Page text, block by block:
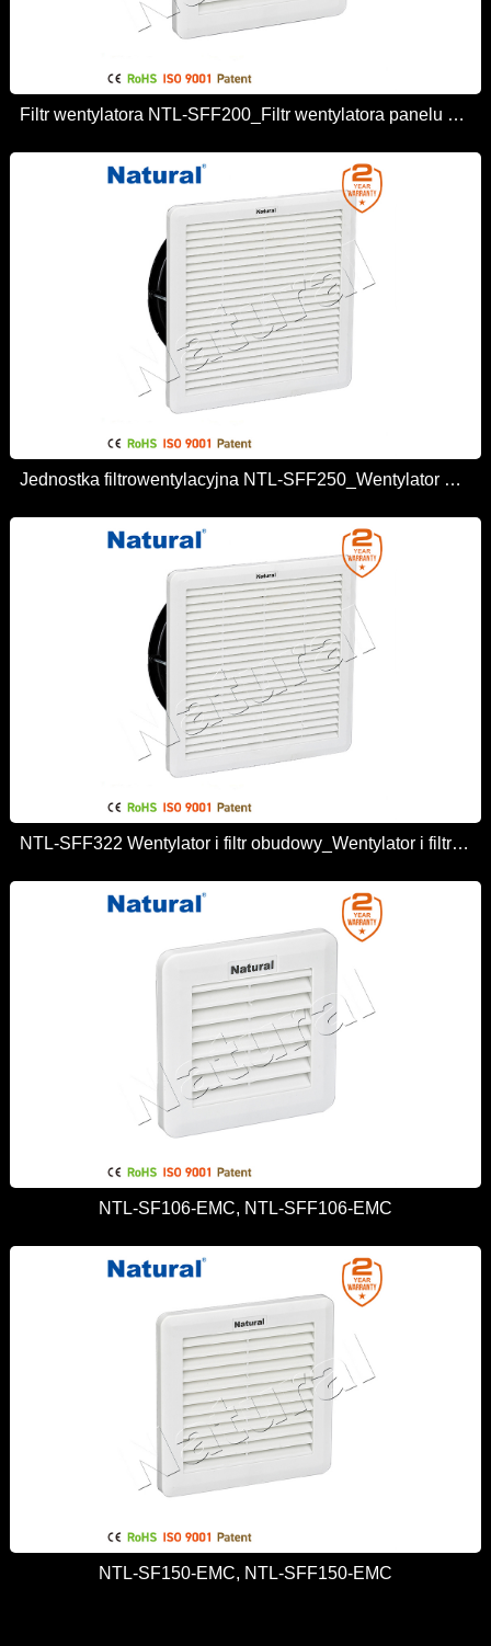
Filtr wentylatora NTL-SFF200_Filtr wentylatora panelu wentylacyjnego chłodzącego
Jednostka filtrowentylacyjna NTL-SFF250_Wentylator wentylacyjny obudowy
NTL-SFF322 Wentylator i filtr obudowy_Wentylator i filtr obudowy
NTL-SF106-EMC, NTL-SFF106-EMC
NTL-SF150-EMC, NTL-SFF150-EMC